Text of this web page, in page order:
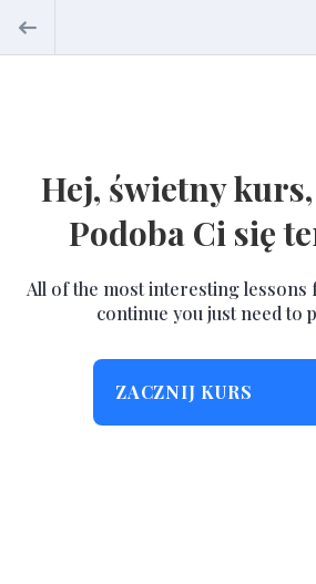
Hej, świetny
Podoba Ci się
All of the most interesting
continue you just need to
ZACZNIJ KURS